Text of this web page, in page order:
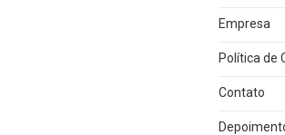
Empresa
Política de
Contato